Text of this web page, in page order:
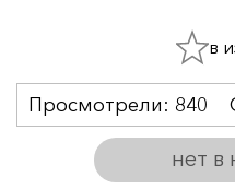
нет в
Просмотрели: 840
в